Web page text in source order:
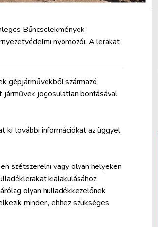
Bűncselekmények
nyomozói. A lerakat
gépjárművekből származó
járművek jogosulatlan bontásával
ki további információkat az üggyel
szétszerelni vagy olyan helyeken
kialakulásához,
olyan hulladékkezelőnek
minden, ehhez szükséges